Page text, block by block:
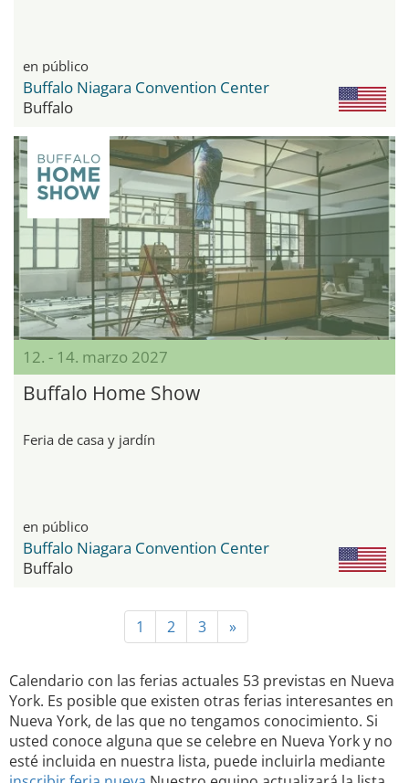
en público
Buffalo Niagara Convention Center
Buffalo
12. - 14. marzo 2027
Buffalo Home Show
Feria de casa y jardín
en público
Buffalo Niagara Convention Center
Buffalo
1 2 3 »
Calendario con las ferias actuales 53 previstas en Nueva
York. Es posible que existen otras ferias interesantes en
Nueva York, de las que no tengamos conocimiento. Si
usted conoce alguna que se celebre en Nueva York y no
esté incluida en nuestra lista, puede incluirla mediante